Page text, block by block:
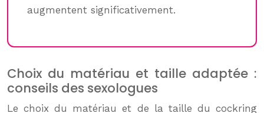
augmentent significativement.
Choix du matériau et taille adaptée :
conseils des sexologues
Le choix du matériau et de la taille du cockring